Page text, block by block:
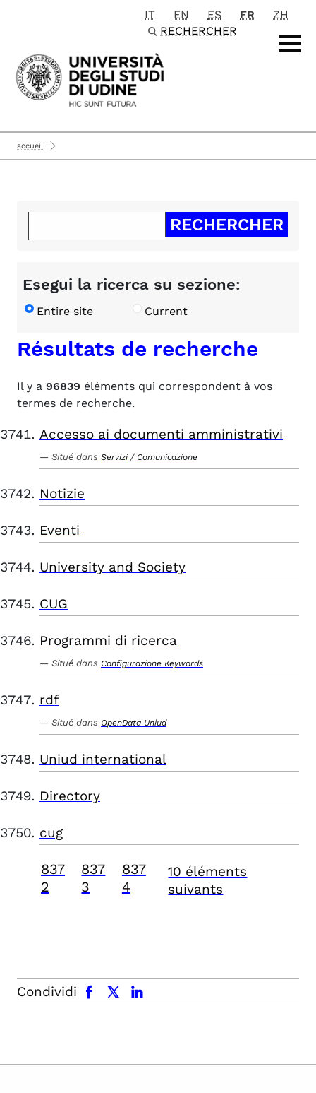
Passa al contenuto principale
IT EN ES FR
ZH
RECHERCHER
accueil
Esegui la ricerca su sezione:
Entire site Current
Résultats de recherche
Il y a 96839 éléments qui correspondent à vos
termes de recherche.
Accesso ai documenti amministrativi
Situé dans Servizi / Comunicazione
Notizie
Eventi
University and Society
CUG
Programmi di ricerca
Situé dans Configurazione Keywords
rdf
Situé dans OpenData Uniud
Uniud international
Directory
cug
837
2
837
3
837
4
10 éléments
suivants
Condividi
facebook x.com linkedin